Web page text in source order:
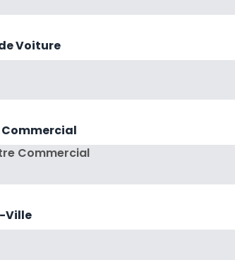
Voiture
Commercial
Ville